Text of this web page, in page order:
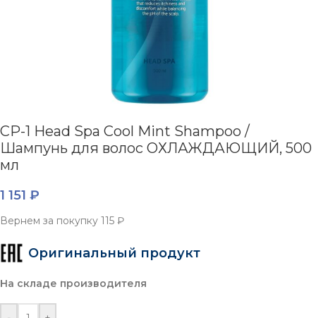
CP-1 Head Spa Cool Mint Shampoo /
Шампунь для волос ОХЛАЖДАЮЩИЙ, 500
мл
1 151 ₽
Вернем за покупку 115 ₽
Оригинальный продукт
На складе производителя